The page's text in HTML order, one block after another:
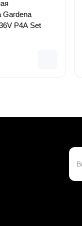
Gardena
P4A Set